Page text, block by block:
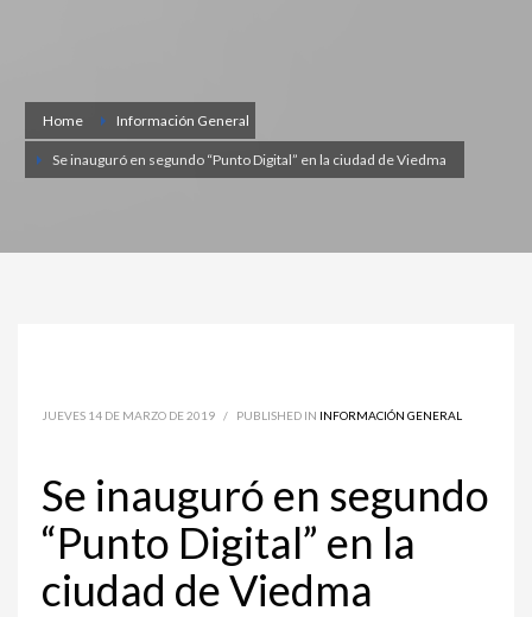
Home Información General
Se inauguró en segundo “Punto Digital” en la ciudad de Viedma
JUEVES 14 DE MARZO DE 2019 / PUBLISHED IN INFORMACIÓN GENERAL
Se inauguró en segundo
“Punto Digital” en la
ciudad de Viedma